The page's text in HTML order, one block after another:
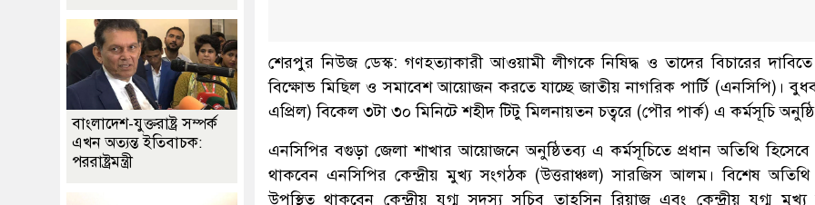
শেরপুর নিউজ ডেস্ক: গণহত্যাকারী আওয়ামী লীগকে নিষিদ্ধ ও তাদের বিচারের
বিক্ষোভ মিছিল ও সমাবেশ আয়োজন করতে যাচ্ছে জাতীয় নাগরিক পার্টি (এনসিপি)।
এপ্রিল) বিকেল ৩টা ৩০ মিনিটে শহীদ টিটু মিলনায়তন চত্বরে (পৌর পার্ক) এ কর্মসূচি
এনসিপির বগুড়া জেলা শাখার আয়োজনে অনুষ্ঠিতব্য এ কর্মসূচিতে প্রধান অতিথি হিসেবে
থাকবেন এনসিপির কেন্দ্রীয় মুখ্য সংগঠক (উত্তরাঞ্চল) সারজিস আলম। বিশেষ অতিথি
উপস্থিত থাকবেন কেন্দ্রীয় যুগ্ম সদস্য সচিব তাহসিন রিয়াজ এবং কেন্দ্রীয় যুগ্ম
বাংলাদেশ-যুক্তরাষ্ট্র সম্পর্ক
এখন অত্যন্ত ইতিবাচক:
পররাষ্ট্রমন্ত্রী